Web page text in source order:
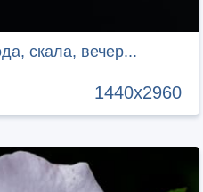
скала, вечер...
1440x2960